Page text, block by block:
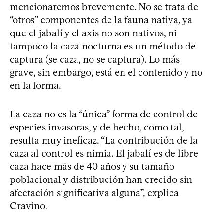
mencionaremos brevemente. No se trata de
“otros” componentes de la fauna nativa, ya
que el jabalí y el axis no son nativos, ni
tampoco la caza nocturna es un método de
captura (se caza, no se captura). Lo más
grave, sin embargo, está en el contenido y no
en la forma.
La caza no es la “única” forma de control de
especies invasoras, y de hecho, como tal,
resulta muy ineficaz. “La contribución de la
caza al control es nimia. El jabalí es de libre
caza hace más de 40 años y su tamaño
poblacional y distribución han crecido sin
afectación significativa alguna”, explica
Cravino.